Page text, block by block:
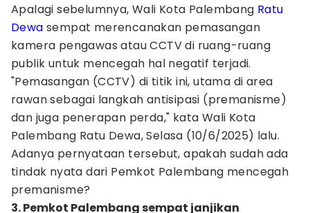
Apalagi sebelumnya, Wali Kota Palembang Ratu
Dewa sempat merencanakan pemasangan
kamera pengawas atau CCTV di ruang-ruang
publik untuk mencegah hal negatif terjadi.
"Pemasangan (CCTV) di titik ini, utama di area
rawan sebagai langkah antisipasi (premanisme)
dan juga penerapan perda," kata Wali Kota
Palembang Ratu Dewa, Selasa (10/6/2025) lalu.
Adanya pernyataan tersebut, apakah sudah ada
tindak nyata dari Pemkot Palembang mencegah
premanisme?
3. Pemkot Palembang sempat janjikan